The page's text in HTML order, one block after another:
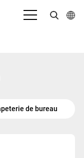
de bureau